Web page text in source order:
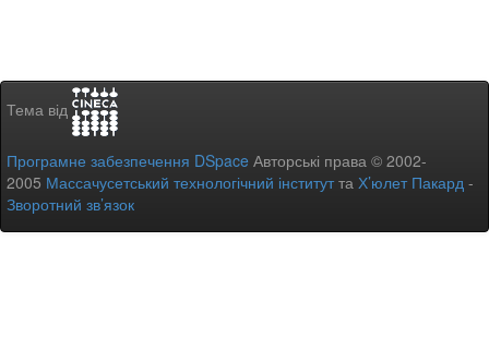
Тема від
Програмне забезпечення DSpace Авторські права © 2002-
2005 Массачусетський технологічний інститутта Х’юлет Пакард -
Зворотний зв’язок